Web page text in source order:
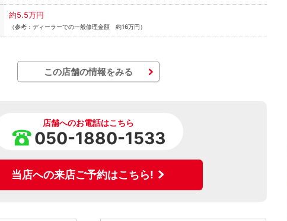
約5.5万円
（参考：ディーラーでの一般修理金額 約16万円）
この店舗の情報をみる
店舗へのお電話はこちら
050-1880-1533
当店への来店ご予約はこちら!